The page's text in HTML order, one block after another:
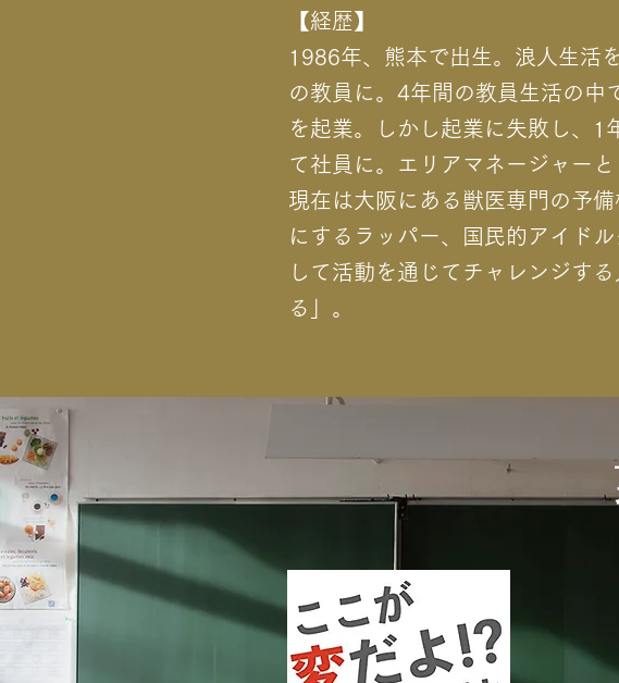
【経歴】
1986年、熊本で出生。浪人生活
の教員に。4年間の教員生活の中
を起業。しかし起業に失敗し、1
て社員に。エリアマネージャー
現在は大阪にある獣医専門の予
にするラッパー、国民的アイド
して活動を通じてチャレンジす
る」。